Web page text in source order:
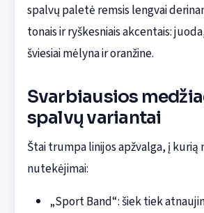
spalvų paletė remsis lengvai
tonais ir ryškesniais akcentais:
šviesiai mėlyna ir oranžine.
Svarbiausios
spalvų variantai
Štai trumpa linijos apžvalga, į kurią
nutekėjimai:
„Sport Band“: šiek tiek